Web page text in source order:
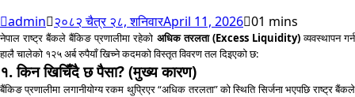
admin २०८२ चैत्र २८, शनिवारApril 11, 2026 01 mins
नेपाल राष्ट्र बैंकले बैंकिङ प्रणालीमा रहेको अधिक तरलता (Excess Liquidity)व्यवस्थापन गर्न
हालै चालेको १२५ अर्ब रुपैयाँ खिच्ने कदमको विस्तृत विवरण तल दिइएको छ:
१. किन खिचिँदै छ पैसा? (मुख्य कारण)
बैंकिङ प्रणालीमा लगानीयोग्य रकम थुप्रिएर “अधिक तरलता” को स्थिति सिर्जना भएपछि राष्ट्र बैंकले